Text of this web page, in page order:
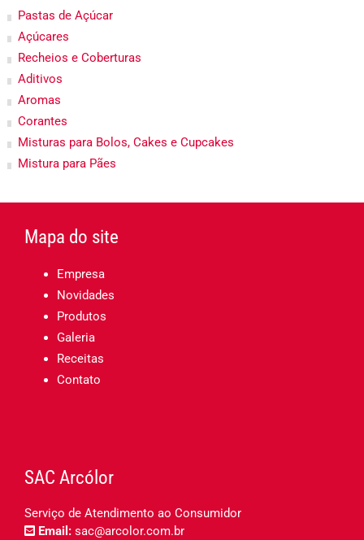
Pastas de Açúcar
Açúcares
Recheios e Coberturas
Aditivos
Aromas
Corantes
Misturas para Bolos, Cakes e Cupcakes
Mistura para Pães
Mapa do site
Empresa
Novidades
Produtos
Galeria
Receitas
Contato
SAC Arcólor
Serviço de Atendimento ao Consumidor
Email: sac@arcolor.com.br